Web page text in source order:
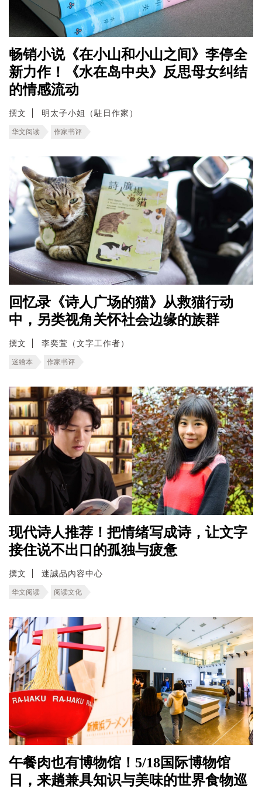
畅销小说《在小山和小山之间》李停全
新力作！《水在岛中央》反思母女纠结
的情感流动
撰文 明太子小姐（駐日作家）
华文阅读 作家书评
回忆录《诗人广场的猫》从救猫行动
中，另类视角关怀社会边缘的族群
撰文 李奕萱（文字工作者）
迷繪本 作家书评
现代诗人推荐！把情绪写成诗，让文字
接住说不出口的孤独与疲惫
撰文 迷誠品內容中心
华文阅读 阅读文化
午餐肉也有博物馆！5/18国际博物馆
日，来趟兼具知识与美味的世界食物巡